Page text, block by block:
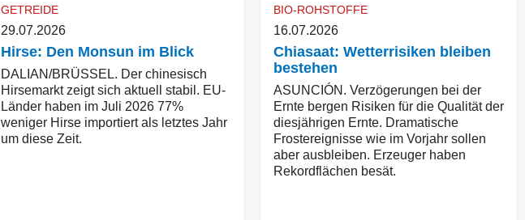
GETREIDE
29.07.2026
Hirse: Den Monsun im Blick
DALIAN/BRÜSSEL. Der chinesisch
Hirsemarkt zeigt sich aktuell stabil. EU-
Länder haben im Juli 2026 77%
weniger Hirse importiert als letztes Jahr
um diese Zeit.
BIO-ROHSTOFFE
16.07.2026
Chiasaat: Wetterrisiken bleiben
bestehen
ASUNCIÓN. Verzögerungen bei der
Ernte bergen Risiken für die Qualität der
diesjährigen Ernte. Dramatische
Frostereignisse wie im Vorjahr sollen
aber ausbleiben. Erzeuger haben
Rekordflächen besät.